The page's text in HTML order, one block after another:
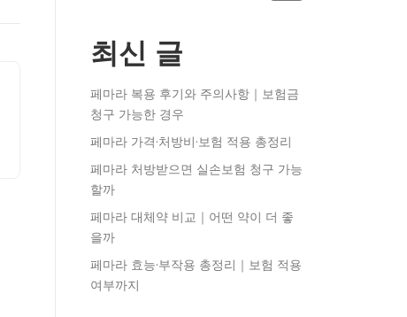
최신 글
페마라 복용 후기와 주의사항｜보험금
청구 가능한 경우
페마라 가격·처방비·보험 적용 총정리
페마라 처방받으면 실손보험 청구 가능
할까
페마라 대체약 비교｜어떤 약이 더 좋
을까
페마라 효능·부작용 총정리｜보험 적용
여부까지